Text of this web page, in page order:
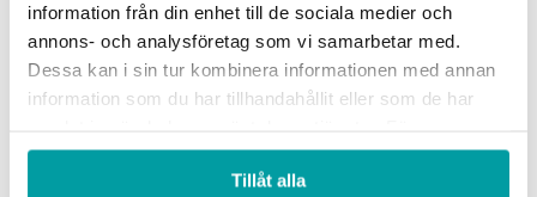
information från din enhet till de sociala medier och
annons- och analysföretag som vi samarbetar med.
Dessa kan i sin tur kombinera informationen med annan
information som du har tillhandahållit eller som de har
information, se vårintegritetspolicy.
Tillåt alla
samarbeid mellom myndigheter og selskaper, og
mellom selskaper. Dette vil gjøre oss mer robuste
og gi oss muligheten til å få varsler som forbereder
Per Gustavsson, CISO i Stratsys, mener også at